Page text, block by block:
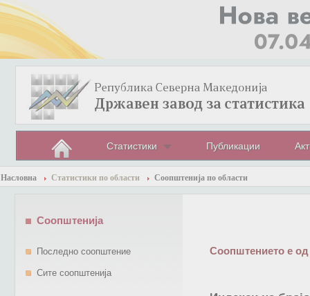
Статистики Публикации
Насловна Статистики по области Соопштенија по области
Соопштението е од
Соопштенија
Последно соопштение
Сите соопштенија